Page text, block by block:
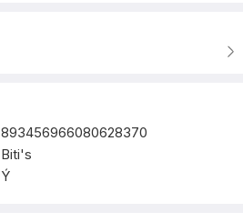
893456966080628370
Biti's
Ý